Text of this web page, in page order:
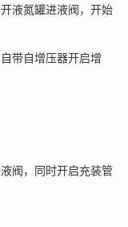
液氮罐进液阀，开始
带自增压器开启增
阀，同时开启充装管